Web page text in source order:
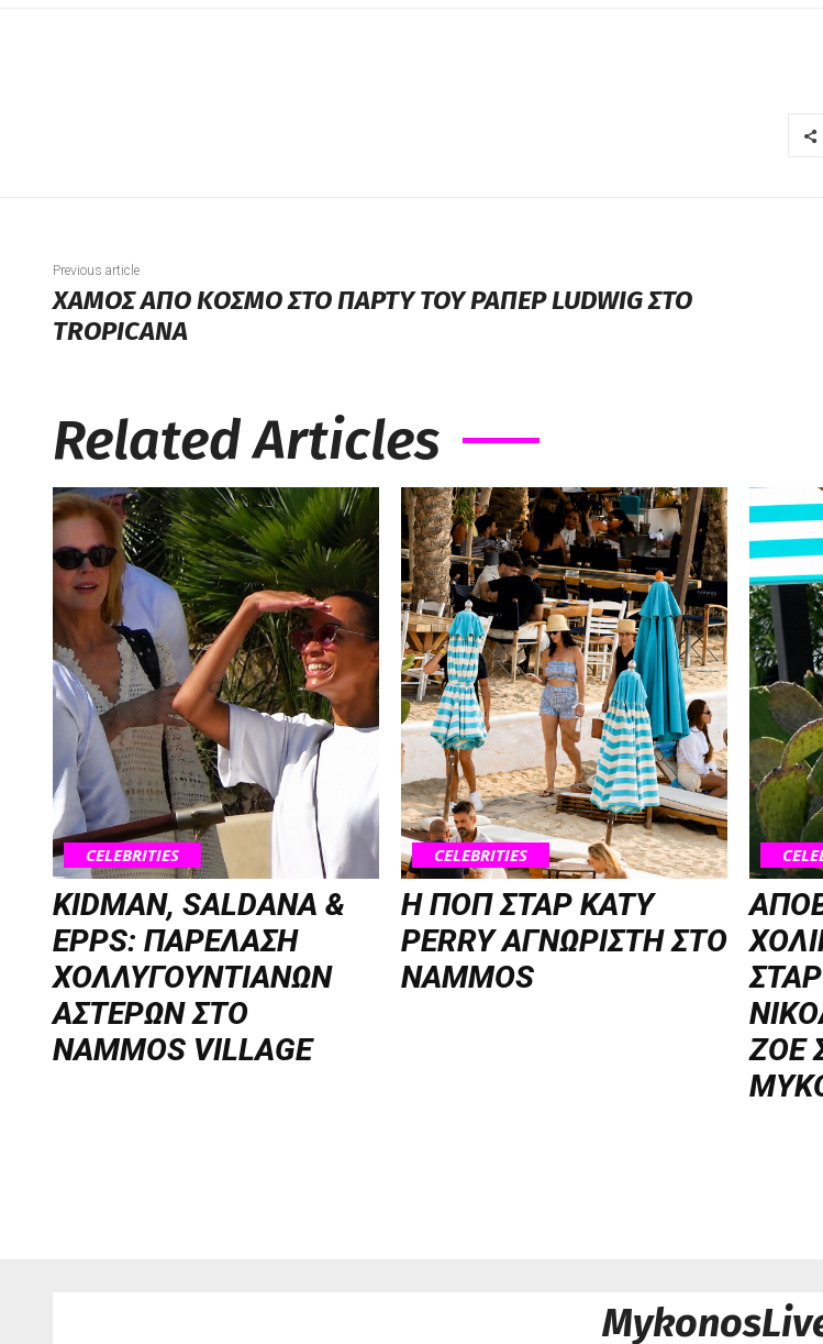
Previous article
ΧΑΜΟΣ ΑΠΟ ΚΟΣΜΟ ΣΤΟ ΠΑΡΤΥ ΤΟΥ ΡΑΠΕΡ LUDWIG ΣΤΟ
TROPICANA
Related Articles
CELEBRITIES
KIDMAN, SALDANA &
EPPS: ΠΑΡΕΛΑΣΗ
ΧΟΛΛΥΓΟΥΝΤΙΑΝΩΝ
ΑΣΤΕΡΩΝ ΣΤΟ
NAMMOS VILLAGE
CELEBRITIES
H ΠΟΠ ΣΤΑΡ KATY
PERRY ΑΓΝΩΡΙΣΤΗ ΣΤΟ
NAMMOS
ΖΟΕ